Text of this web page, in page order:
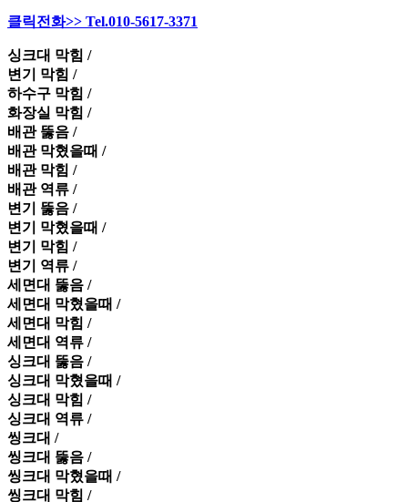
클릭전화>> Tel.010-5617-3371
싱크대 막힘 /
변기 막힘 /
하수구 막힘 /
화장실 막힘 /
배관 뚫음 /
배관 막혔을때 /
배관 막힘 /
배관 역류 /
변기 뚫음 /
변기 막혔을때 /
변기 막힘 /
변기 역류 /
세면대 뚫음 /
세면대 막혔을때 /
세면대 막힘 /
세면대 역류 /
싱크대 뚫음 /
싱크대 막혔을때 /
싱크대 막힘 /
싱크대 역류 /
씽크대 /
씽크대 뚫음 /
씽크대 막혔을때 /
씽크대 막힘 /